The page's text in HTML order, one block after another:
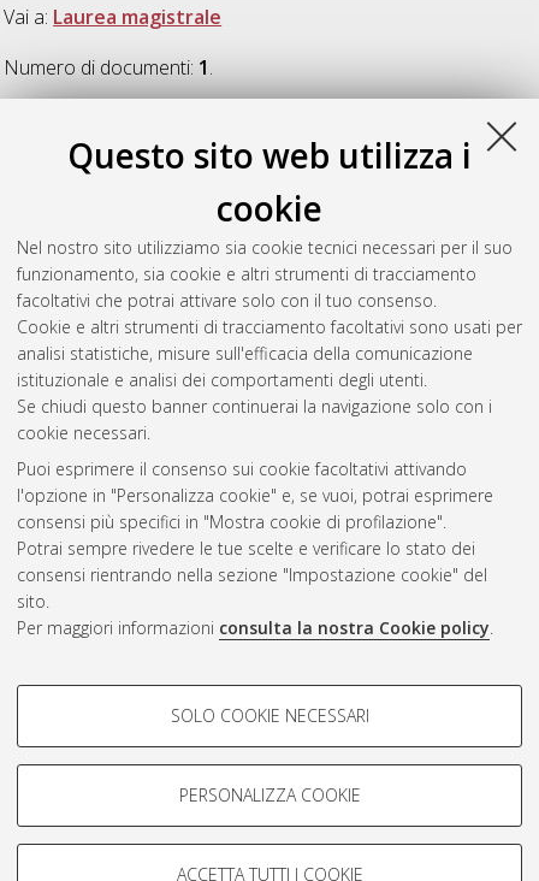
Questo sito web utilizza i
cookie
Nel nostro sito utilizziamo sia cookie tecnici necessari per il suo
funzionamento, sia cookie e altri strumenti di tracciamento
facoltativi che potrai attivare solo con il tuo consenso.
Cookie e altri strumenti di tracciamento facoltativi sono usati per
analisi statistiche, misure sull'efficacia della comunicazione
istituzionale e analisi dei comportamenti degli utenti.
Se chiudi questo banner continuerai la navigazione solo con i
cookie necessari.
Puoi esprimere il consenso sui cookie facoltativi attivando
l'opzione in "Personalizza cookie" e, se vuoi, potrai esprimere
consensi più specifici in "Mostra cookie di profilazione".
Potrai sempre rivedere le tue scelte e verificare lo stato dei
consensi rientrando nella sezione "Impostazione cookie" del
sito.
Per maggiori informazioni consulta la nostra Cookie policy.
COOKIE DI PROFILAZIONE -
Si tratta di cookie utilizzati per analizzare le caratteristiche della
navigazione degli utenti, creare profili in base al loro comportamento
Mostra cookie di profilazione
SOLO COOKIE NECESSARI
PERSONALIZZA COOKIE
ACCETTA TUTTI I COOKIE
Vai a: Laurea magistrale
Numero di documenti: 1.
Laurea magistrale
Design methods and geometric
magistrale], Università di Bologna, Corso di Studio in
Ingegneria biomedica [LM-DM270] - Cesena, Documento ad
accesso riservato.
Questa lista e' stata generata ilSun Aug 9 09:09:12 2026
CEST
Atom
Rss 1.0
Rss 2.0
AMS Laurea
Impostazioni Cookie
Informativa sulla privacy
Condizioni d’uso del sito